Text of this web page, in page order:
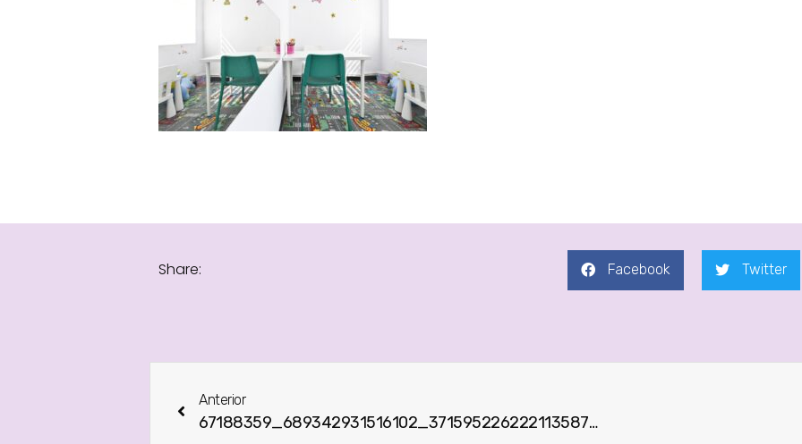
Share: Facebook Twitter
Anterior
67188359_689342931516102_3715952262221135872_n